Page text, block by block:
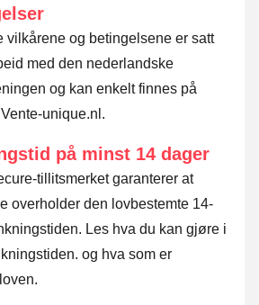
vilkårene og betingelsene er satt
med den nederlandske
og kan enkelt finnes på
unique.nl.
på minst 14 dager
tillitsmerket garanterer at
overholder den lovbestemte 14-
Les hva du kan gjøre i
og hva som er
.